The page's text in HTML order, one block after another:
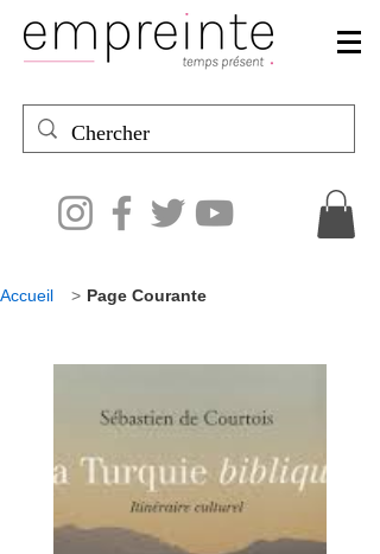
Accueil > Page Courante